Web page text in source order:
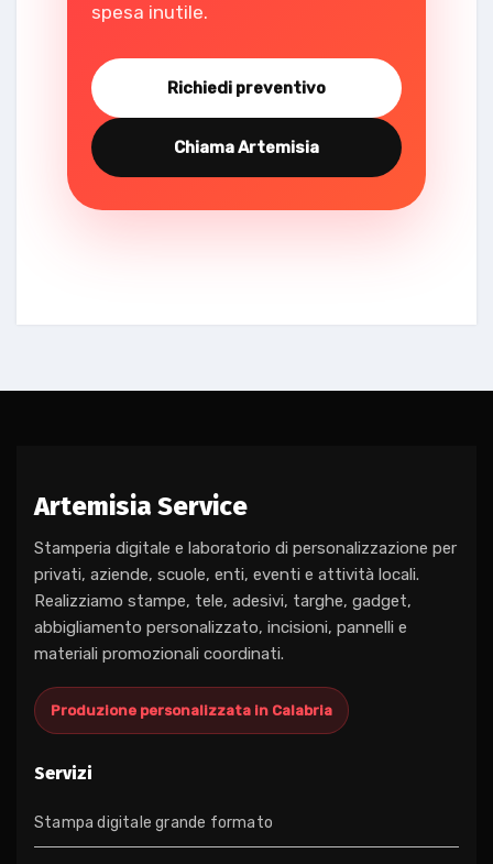
spesa inutile.
Richiedi preventivo
Chiama Artemisia
Artemisia Service
Stamperia digitale e laboratorio di personalizzazione per
privati, aziende, scuole, enti, eventi e attività locali.
Realizziamo stampe, tele, adesivi, targhe, gadget,
abbigliamento personalizzato, incisioni, pannelli e
materiali promozionali coordinati.
Produzione personalizzata in Calabria
Servizi
Stampa digitale grande formato